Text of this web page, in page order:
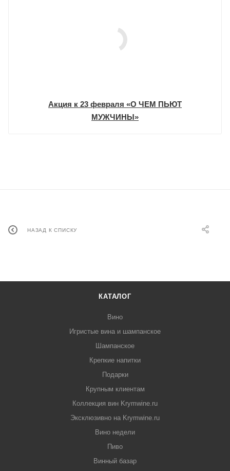
Акция к 23 февраля «О ЧЕМ ПЬЮТ
МУЖЧИНЫ»
НАЗАД К СПИСКУ
КАТАЛОГ
Вино
Игристые вина и шампанское
Шампанское
Крепкие напитки
Подарки
Крупным клиентам
Коллекция вин Krymwine.ru
Эксклюзивно на Krymwine.ru
Вино недели
Пиво
Винный базар